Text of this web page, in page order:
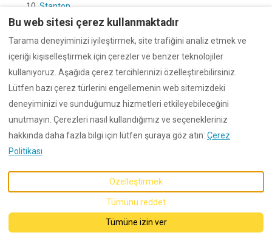
Stanton
Turkish EUR
Dunford
Tüm hakları
saklıdır- Tarafından
desteklenmektedir Lodgify
Bu web sitesi çerez kullanmaktadır
Tarama deneyiminizi iyileştirmek, site trafiğini analiz etmek ve
içeriği kişiselleştirmek için çerezler ve benzer teknolojiler
kullanıyoruz. Aşağıda çerez tercihlerinizi özelleştirebilirsiniz.
Lütfen bazı çerez türlerini engellemenin web sitemizdeki
deneyiminizi ve sunduğumuz hizmetleri etkileyebileceğini
unutmayın. Çerezleri nasıl kullandığımız ve seçenekleriniz
hakkında daha fazla bilgi için lütfen şuraya göz atın: Çerez
Politikası
Özelleştirmek
Tümünü reddet
Tümüne izin ver